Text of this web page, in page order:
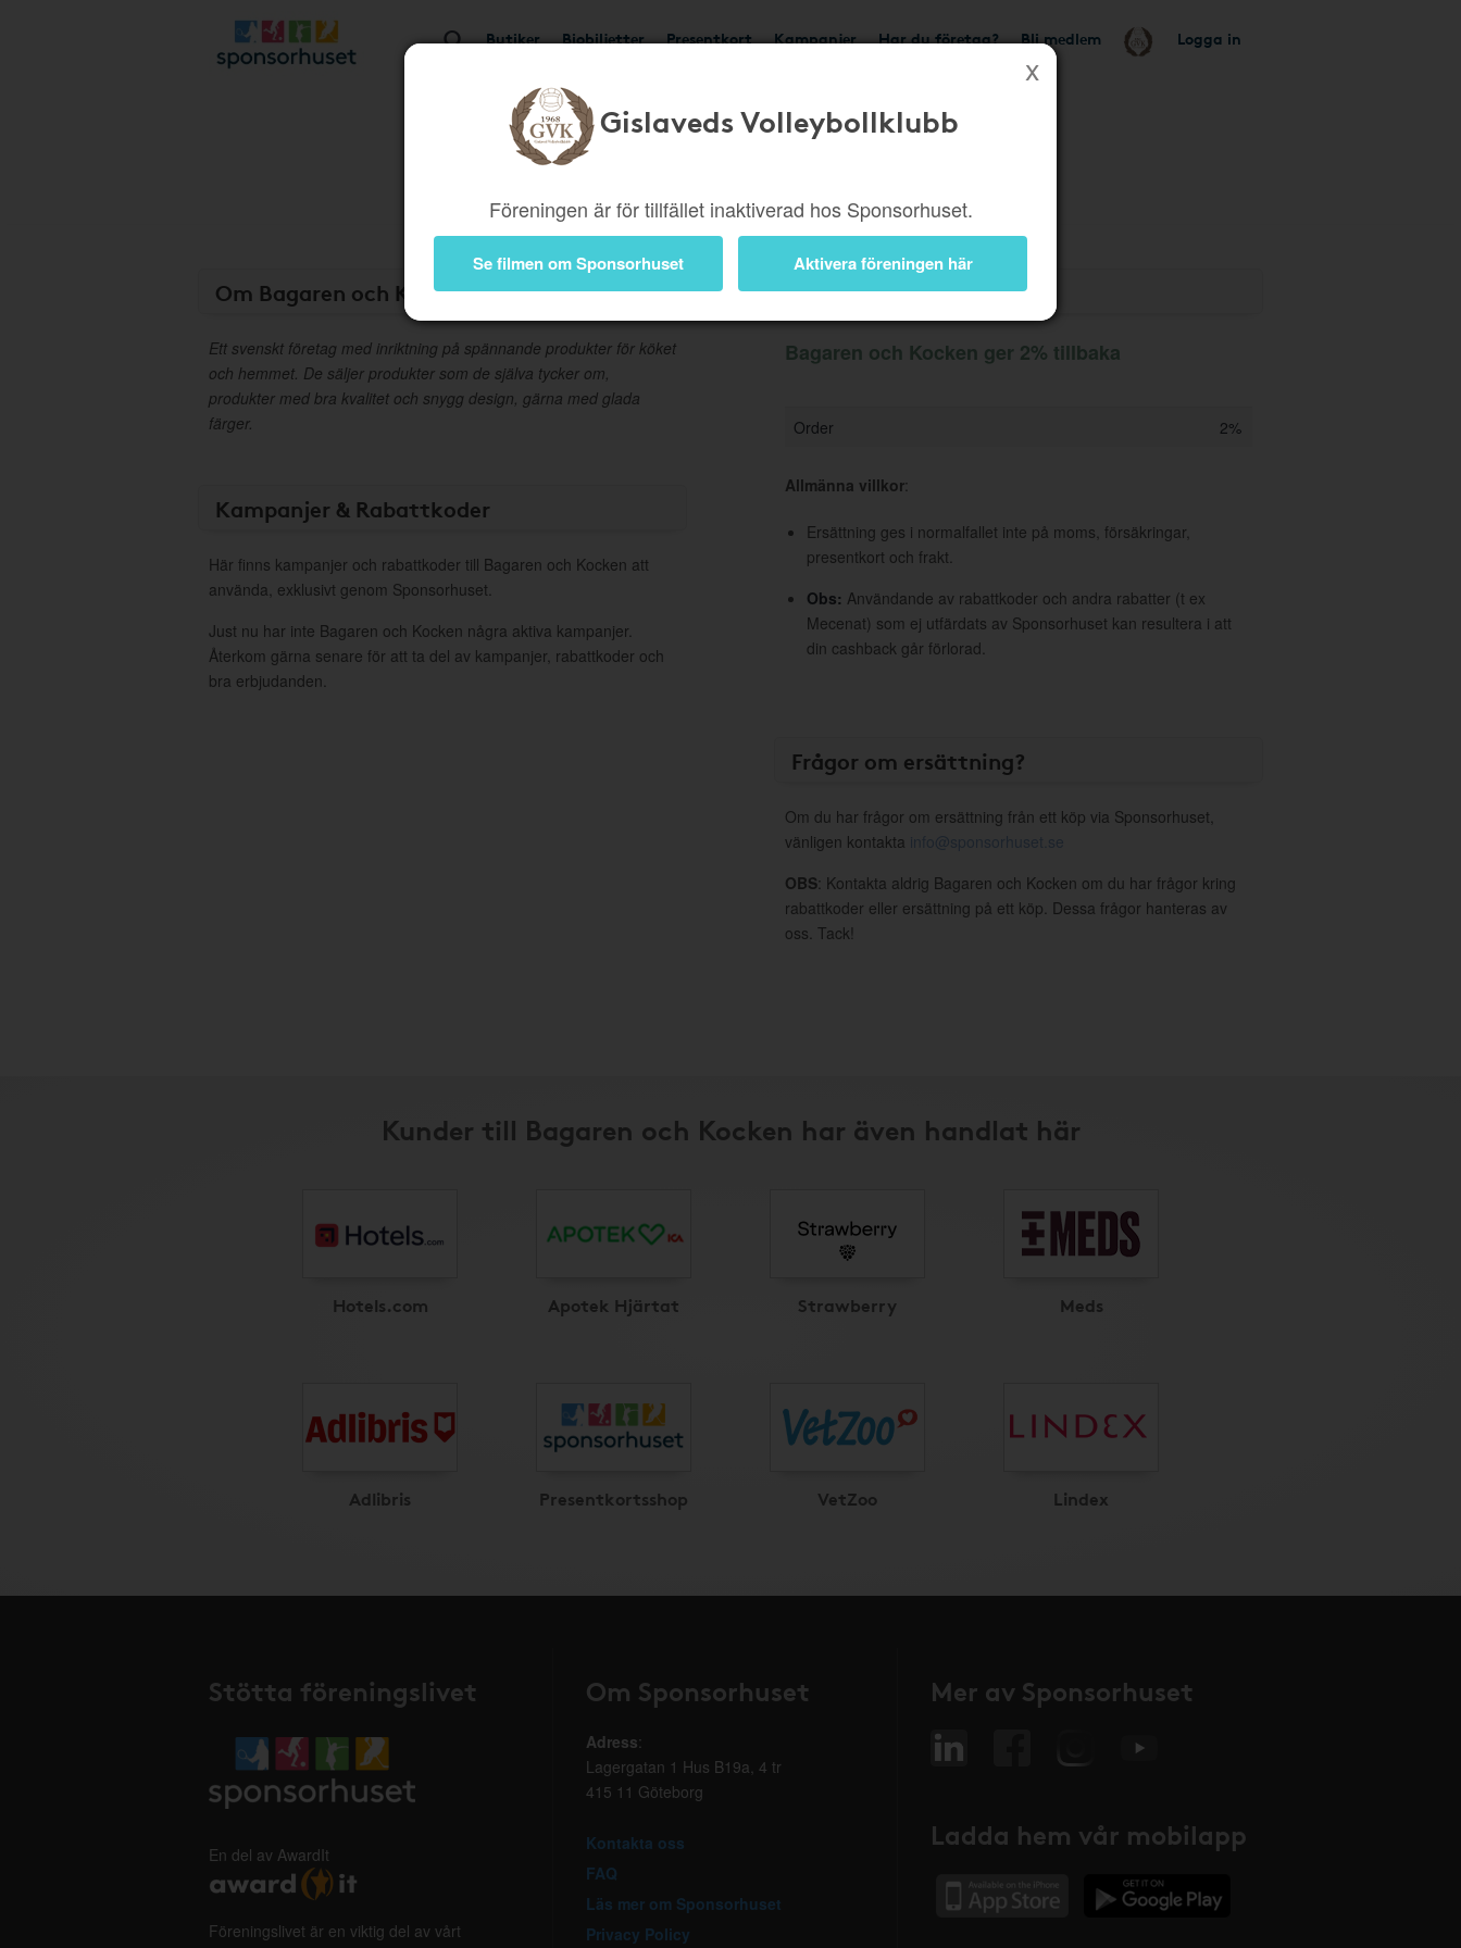
Butiker Biobiljetter Presentkort Kampanjer Har du företag? Bli medlem Logga in
Gislaveds Volleybollklubb
Föreningen är för tillfället inaktiverad hos Sponsorhuset.
Se filmen om Sponsorhuset Aktivera föreningen här
Om Bagaren och Kocken
Ett svenskt företag med inriktning på spännande produkter för köket
och hemmet. De säljer produkter som de själva tycker om,
produkter med bra kvalitet och snygg design, gärna med glada
färger.
Kampanjer & Rabattkoder
Här finns kampanjer och rabattkoder till Bagaren och Kocken att
använda, exklusivt genom Sponsorhuset.
Just nu har inte Bagaren och Kocken några aktiva kampanjer.
Återkom gärna senare för att ta del av kampanjer, rabattkoder och
bra erbjudanden.
Information
Bagaren och Kocken ger 2% tillbaka
Order 2%
Allmänna villkor:
Ersättning ges i normalfallet inte på moms, försäkringar,
presentkort och frakt.
Obs: Användande av rabattkoder och andra rabatter (t ex
Mecenat) som ej utfärdats av Sponsorhuset kan resultera i att
din cashback går förlorad.
Frågor om ersättning?
Om du har frågor om ersättning från ett köp via Sponsorhuset,
vänligen kontakta info@sponsorhuset.se
OBS: Kontakta aldrig Bagaren och Kocken om du har frågor kring
rabattkoder eller ersättning på ett köp. Dessa frågor hanteras av
oss. Tack!
Kunder till Bagaren och Kocken har även handlat här
Hotels.com Apotek Hjärtat Strawberry Meds
Adlibris Presentkortsshop VetZoo Lindex
Stötta föreningslivet
En del av AwardIt
Föreningslivet är en viktig del av vårt
Om Sponsorhuset
Adress:
Lagergatan 1 Hus B19a, 4 tr
415 11 Göteborg
Kontakta oss
FAQ
Läs mer om Sponsorhuset
Privacy Policy
Mer av Sponsorhuset
Ladda hem vår mobilapp